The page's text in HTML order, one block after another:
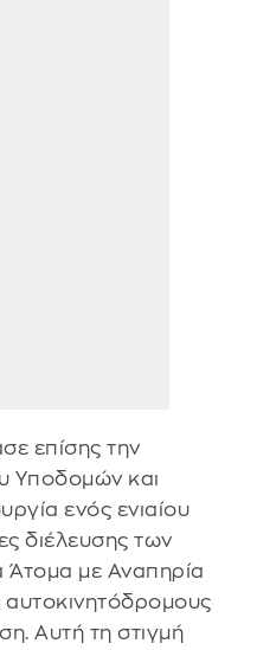
επίσης την
Υποδομών και
ενός ενιαίου
διέλευσης των
Άτομα με Αναπηρία
αυτοκινητόδρομους
Αυτή τη στιγμή